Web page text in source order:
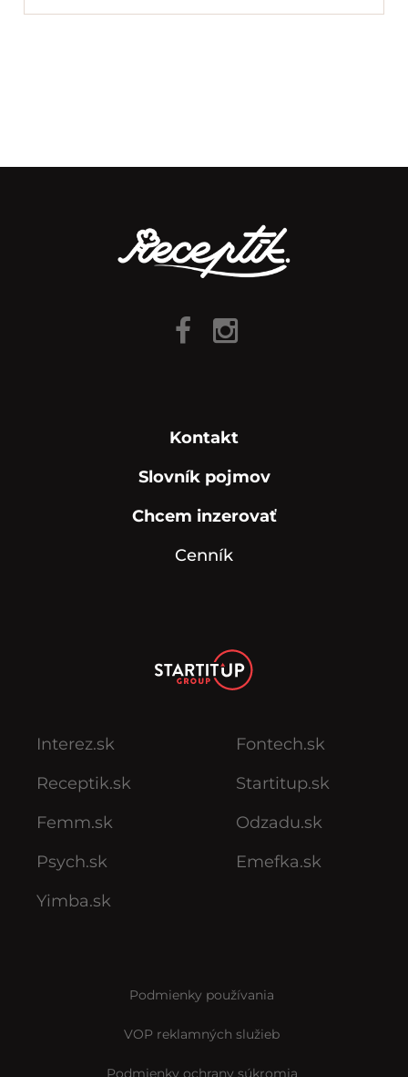
Kontakt
Slovník pojmov
Chcem inzerovať
Cenník
Interez.sk
Receptik.sk
Femm.sk
Psych.sk
Yimba.sk
Fontech.sk
Startitup.sk
Odzadu.sk
Emefka.sk
Podmienky používania
VOP reklamných služieb
Podmienky ochrany súkromia